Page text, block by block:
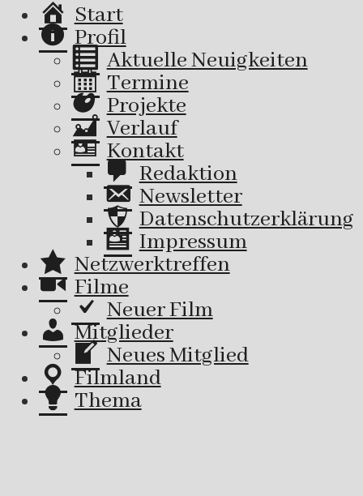
Start
Profil
Aktuelle Neuigkeiten
Termine
Projekte
Verlauf
Kontakt
Redaktion
Newsletter
Datenschutzerklärung
Impressum
Netzwerktreffen
Filme
Neuer Film
Mitglieder
Neues Mitglied
Filmland
Thema